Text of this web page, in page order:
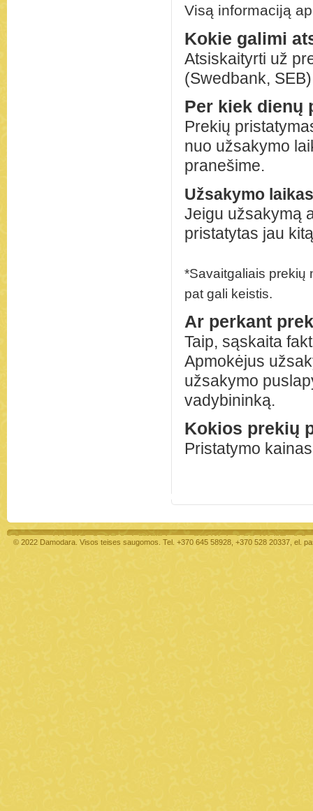
Visą informaciją
Kokie galimi
Atsiskaityrti už
(Swedbank,
Per kiek dienų
Prekių
nuo užsakymo
pranešime.
Užsakymo
Jeigu užsakymą
pristatytas jau
*Savaitgaliais prekių
pat gali keistis.
Ar perkant
Taip, sąskaita
Apmokėjus
užsakymo
vadybininką.
Kokios prekių
Pristatymo
© 2022 Damodara. Visos teises saugomos. Tel. +370 645 58928, +370 528 20337, el.